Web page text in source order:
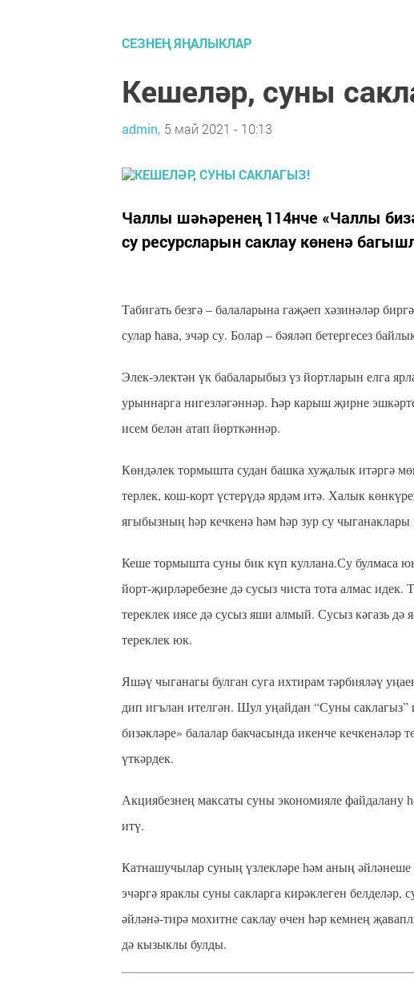
СЕЗНЕҢ ЯҢАЛЫКЛАР
Кешеләр, суны
admin, 5 май 2021 - 10:13
Чаллы шәһәренең 114нче «Чаллы
су ресурсларын саклау көненә
Табигать безгә – балаларына гаҗәеп хәзинәләр
сулар һава, эчәр су. Болар – бәяләп бетергесез
Элек-электән үк бабаларыбыз үз йортларын елга
урыннарга нигезләгәннәр. Һәр карыш җирне
исем белән атап йөрткәннәр.
Көндәлек тормышта судан башка хуҗалык итәргә
терлек, кош-корт үстерүдә ярдәм итә. Халык
ягыбызның һәр кечкенә һәм һәр зур су
Кеше тормышта суны бик күп куллана.Су булмаса
йорт-җирләребезне дә сусыз чиста тота алмас идек.
тереклек иясе дә сусыз яши алмый. Сусыз кәгазь
тереклек юк.
Яшәү чыганагы булган суга ихтирам тәрбияләү
дип игълан ителгән. Шул уңайдан “Суны
бизәкләре» балалар бакчасында икенче кечкенәләр
үткәрдек.
Акциябезнең максаты суны экономияле файдалану
итү.
Катнашучылар суның үзлекләре һәм аның
эчәргә яраклы суны сакларга кирәклеген
әйләнә-тирә мохитне саклау өчен һәр кемнең
дә кызыклы булды.